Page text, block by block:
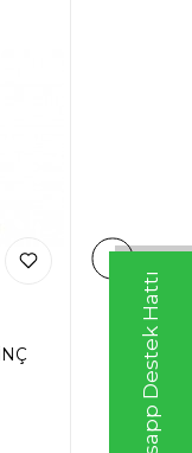
Whatsapp Destek Hattı
ERTÜRK
0.40
DÜZ
158,40